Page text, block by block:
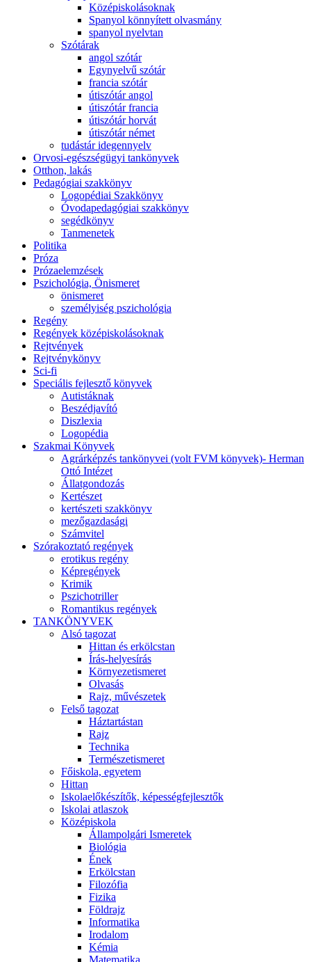
Középiskolásoknak
Spanyol könnyített olvasmány
spanyol nyelvtan
Szótárak
angol szótár
Egynyelvű szótár
francia szótár
útiszótár angol
útiszótár francia
útiszótár horvát
útiszótár német
tudástár idegennyelv
Orvosi-egészségügyi tankönyvek
Otthon, lakás
Pedagógiai szakkönyv
Logopédiai Szakkönyv
Óvodapedagógiai szakkönyv
segédkönyv
Tanmenetek
Politika
Próza
Prózaelemzések
Pszichológia, Önismeret
önismeret
személyiség pszichológia
Regény
Regények középiskolásoknak
Rejtvények
Rejtvénykönyv
Sci-fi
Speciális fejlesztő könyvek
Autistáknak
Beszédjavító
Diszlexia
Logopédia
Szakmai Könyvek
Agrárképzés tankönyvei (volt FVM könyvek)- Herman
Ottó Intézet
Állatgondozás
Kertészet
kertészeti szakkönyv
mezőgazdasági
Számvitel
Szórakoztató regények
erotikus regény
Képregények
Krimik
Pszichotriller
Romantikus regények
TANKÖNYVEK
Alsó tagozat
Hittan és erkölcstan
Írás-helyesírás
Környezetismeret
Olvasás
Rajz, művészetek
Felső tagozat
Háztartástan
Rajz
Technika
Természetismeret
Főiskola, egyetem
Hittan
Iskolaelőkészítők, képességfejlesztők
Iskolai atlaszok
Középiskola
Állampolgári Ismeretek
Biológia
Ének
Erkölcstan
Filozófia
Fizika
Földrajz
Informatika
Irodalom
Kémia
Matematika